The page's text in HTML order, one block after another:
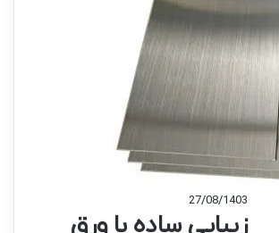
27/08/1403
زیبایی ساده با ورق